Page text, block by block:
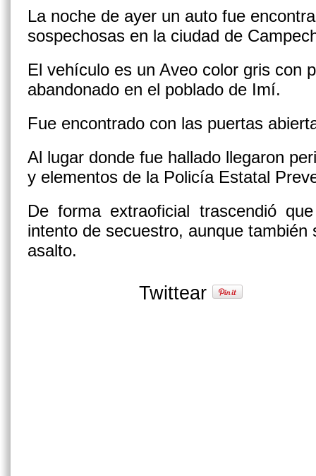
La noche de ayer un auto fue
sospechosas en la ciudad de
El vehículo es un Aveo color gris con
abandonado en el poblado de Imí.
Fue encontrado con las puertas
Al lugar donde fue hallado llegaron
y elementos de la Policía Estatal
De forma extraoficial trascendió
intento de secuestro, aunque
asalto.
Twittear